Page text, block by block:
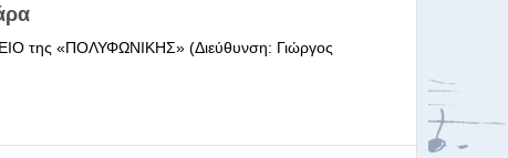
της «ΠΟΛΥΦΩΝΙΚΗΣ» (Διεύθυνση: Γιώργος